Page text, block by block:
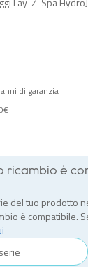
di garanzia
ricambio è
del tuo prodotto
è compatibile.